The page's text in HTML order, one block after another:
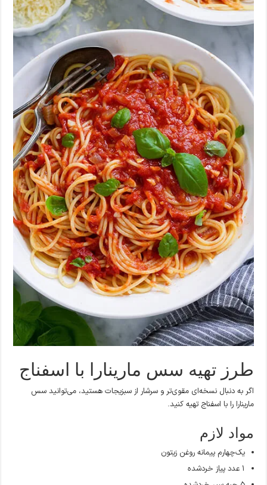
طرز تهیه سس مارینارا با اسفناج
اگر به دنبال نسخه‌ای مقوی‌تر و سرشار از سبزیجات هستید، می‌توانید سس
مارینارا را با اسفناج تهیه کنید.
مواد لازم
یک‌چهارم پیمانه روغن زیتون
۱ عدد پیاز خردشده